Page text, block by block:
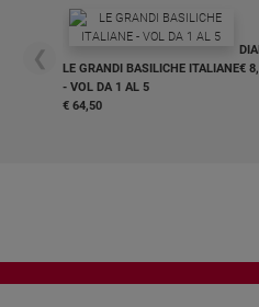
❮
LE GRANDI BASILICHE ITALIANE
- VOL DA 1 AL 5
€ 64,50
€